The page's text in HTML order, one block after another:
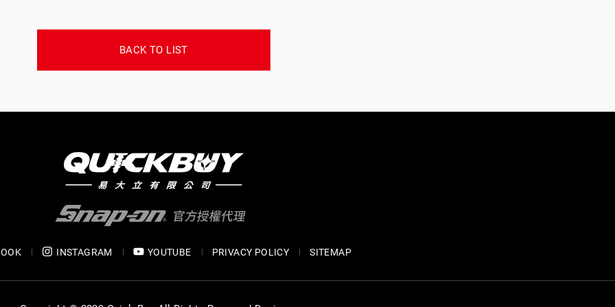
BACK TO LIST
INSTAGRAM YOUTUBE PRIVACY POLICY SITEMAP